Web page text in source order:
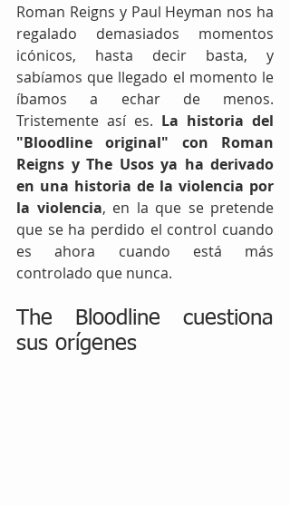
Roman Reigns y Paul Heyman nos ha
regalado demasiados momentos
icónicos, hasta decir basta, y
sabíamos que llegado el momento le
íbamos a echar de menos.
Tristemente así es. La historia del
"Bloodline original" con Roman
Reigns y The Usos ya ha derivado
en una historia de la violencia por
la violencia, en la que se pretende
que se ha perdido el control cuando
es ahora cuando está más
controlado que nunca.
The Bloodline cuestiona
sus orígenes